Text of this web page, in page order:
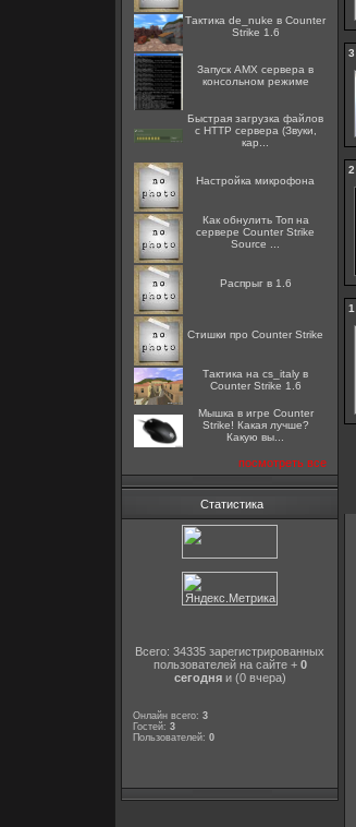
Тактика de_nuke в Counter
Strike 1.6
Запуск AMX сервера в
консольном режиме
Быстрая загрузка файлов
с HTTP сервера (Звуки,
кар...
Настройка микрофона
Как обнулить Топ на
сервере Counter Strike
Source ...
Распрыг в 1.6
Стишки про Counter Strike
Тактика на cs_italy в
Counter Strike 1.6
Мышка в игре Counter
Strike! Какая лучше?
Какую вы...
посмотреть все
Статистика
Всего: 34335 зарегистрированных
пользователей на сайте + 0
сегодняи (0 вчера)
Онлайн всего: 3
Гостей: 3
Пользователей: 0
3
2
1